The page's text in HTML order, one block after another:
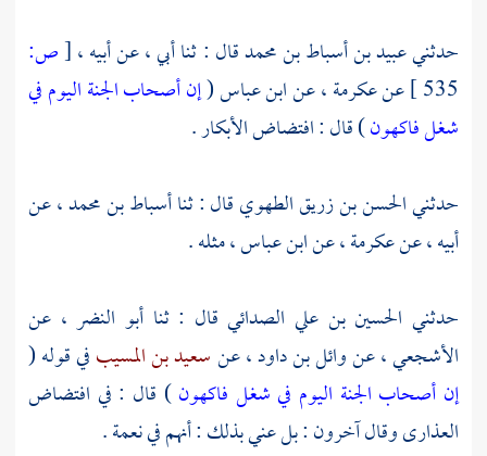
حدثنيعبيد بن أسباط بن محمدقال : ثنا أبي ، عن أبيه ،[ص:
535 ] عنعكرمة ،عنابن عباس(إن أصحاب الجنة اليوم في
شغل فاكهون) قال : افتضاض الأبكار .
حدثنيالحسن بن زريق الطهويقال : ثناأسباط بن محمد ،عن
أبيه ، عنعكرمة ،عنابن عباس ،مثله .
حدثني الحسين بن علي الصدائي قال : ثنا أبو النضر ، عن
الأشجعي ،عنوائل بن داود ،عنسعيد بن المسيبفي قوله (
إن أصحاب الجنة اليوم في شغل فاكهون) قال : في افتضاض
العذارى وقال آخرون : بل عني بذلك : أنهم في نعمة .